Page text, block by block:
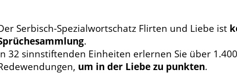
Serbisch-Spezialwortschatz Flirten und Liebe ist
.
32 sinnstiftenden Einheiten erlernen Sie über
um in der Liebe zu punkten.